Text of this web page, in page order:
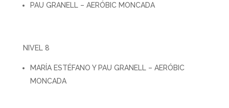
PAU GRANELL – AERÓBIC MONCADA
NIVEL 8
MARÍA ESTÉFANO Y PAU GRANELL – AERÓBIC
MONCADA